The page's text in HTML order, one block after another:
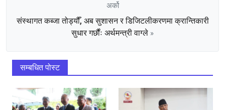
अर्को
संस्थागत कब्जा तोड्यौँ, अब सुशासन र डिजिटलीकरणमा क्रान्तिकारी
सुधार गर्छौंः अर्थमन्त्री वाग्ले »
सम्बधित पोस्ट